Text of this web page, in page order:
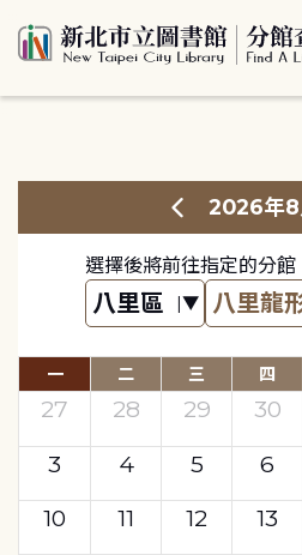
2026年8
選擇後將前往指定的分館
一 二 三 四
27 28 29 30
3
4 5 6
10
11 12 13